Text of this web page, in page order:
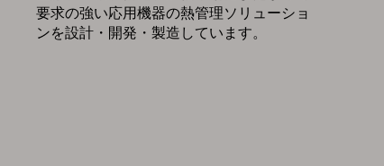
要求の強い応用機器の熱管理ソリューショ
ンを設計・開発・製造しています。